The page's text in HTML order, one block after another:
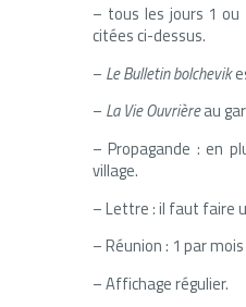
– tous les jours 1 ou
citées ci-dessus.
– LeBulletin bolchevik
– La Vie Ouvrièreau
– Propagande : en
village.
– Lettre : il faut faire
– Réunion : 1 par
– Affichage régulier.